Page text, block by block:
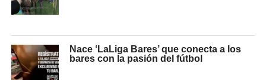
Nace ‘LaLiga Bares’ que conecta a los
bares con la pasión del fútbol